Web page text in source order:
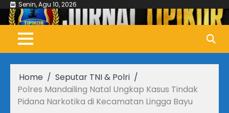
Skip
content
Senin, Agu 10, 2026
Home
Seputar TNI & Polri
Polres Mandailing Natal Ungkap Kasus Tindak
Pidana Narkotika di Kecamatan Lingga Bayu